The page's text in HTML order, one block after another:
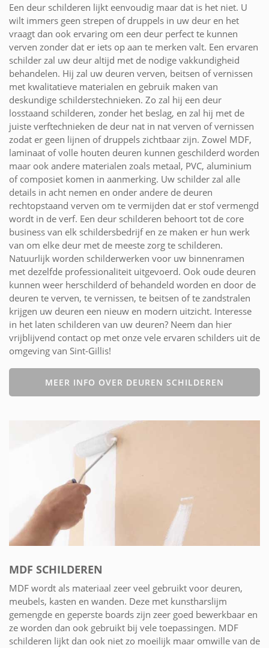
Een deur schilderen lijkt eenvoudig maar dat is het niet. U
wilt immers geen strepen of druppels in uw deur en het
vraagt dan ook ervaring om een deur perfect te kunnen
verven zonder dat er iets op aan te merken valt. Een ervaren
schilder zal uw deur altijd met de nodige vakkundigheid
behandelen. Hij zal uw deuren verven, beitsen of vernissen
met kwalitatieve materialen en gebruik maken van
deskundige schilderstechnieken. Zo zal hij een deur
losstaand schilderen, zonder het beslag, en zal hij met de
juiste verftechnieken de deur nat in nat verven of vernissen
zodat er geen lijnen of druppels zichtbaar zijn. Zowel MDF,
laminaat of volle houten deuren kunnen geschilderd worden
maar ook andere materialen zoals metaal, PVC, aluminium
of composiet komen in aanmerking. Uw schilder zal alle
details in acht nemen en onder andere de deuren
rechtopstaand verven om te vermijden dat er stof vermengd
wordt in de verf. Een deur schilderen behoort tot de core
business van elk schildersbedrijf en ze maken er hun werk
van om elke deur met de meeste zorg te schilderen.
Natuurlijk worden schilderwerken voor uw binnenramen
met dezelfde professionaliteit uitgevoerd. Ook oude deuren
kunnen weer herschilderd of behandeld worden en door de
deuren te verven, te vernissen, te beitsen of te zandstralen
krijgen uw deuren een nieuw en modern uitzicht. Interesse
in het laten schilderen van uw deuren? Neem dan hier
vrijblijvend contact op met onze vele ervaren schilders uit de
omgeving van Sint-Gillis!
MEER INFO OVER DEUREN SCHILDEREN
MDF SCHILDEREN
MDF wordt als materiaal zeer veel gebruikt voor deuren,
meubels, kasten en wanden. Deze met kunstharslijm
gemengde en geperste boards zijn zeer goed bewerkbaar en
ze worden dan ook gebruikt bij vele toepassingen. MDF
schilderen lijkt dan ook niet zo moeilijk maar omwille van de